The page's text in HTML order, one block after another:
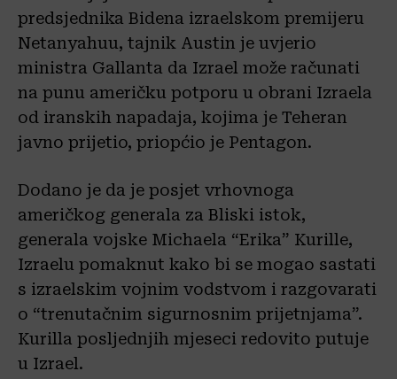
predsjednika Bidena izraelskom premijeru
Netanyahuu, tajnik Austin je uvjerio
ministra Gallanta da Izrael može računati
na punu američku potporu u obrani Izraela
od iranskih napadaja, kojima je Teheran
javno prijetio, priopćio je Pentagon.
Dodano je da je posjet vrhovnoga
američkog generala za Bliski istok,
generala vojske Michaela “Erika” Kurille,
Izraelu pomaknut kako bi se mogao sastati
s izraelskim vojnim vodstvom i razgovarati
o “trenutačnim sigurnosnim prijetnjama”.
Kurilla posljednjih mjeseci redovito putuje
u Izrael.